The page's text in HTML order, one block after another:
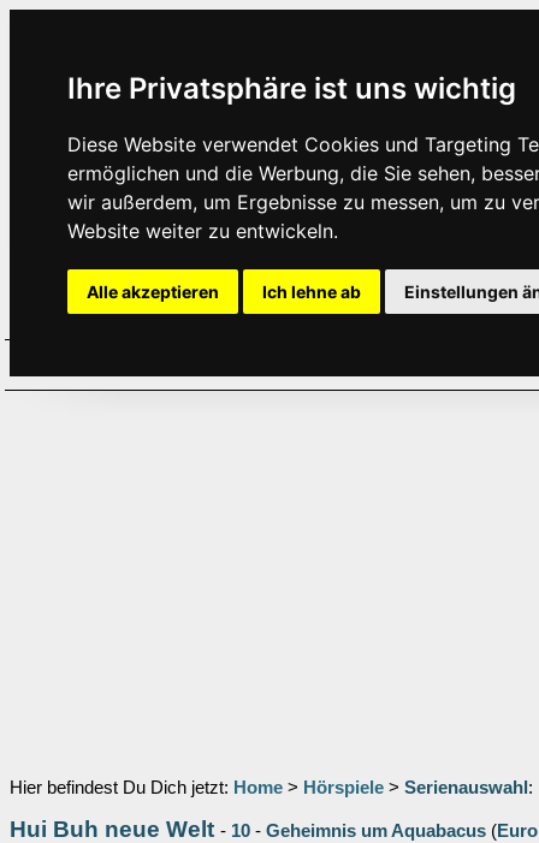
Ihre Privatsphäre ist uns wichtig
Diese Website verwendet Cookies und Targeting
ermöglichen und die Werbung, die Sie sehen,
wir außerdem, um Ergebnisse zu messen, um zu
Website weiter zu entwickeln.
Alle akzeptieren Ich lehne ab Einstellungen
Hier befindest Du Dich jetzt: Home > Hörspiele > Serienauswahl :
Hui Buh neue Welt - 10 - Geheimnis um Aquabacus (